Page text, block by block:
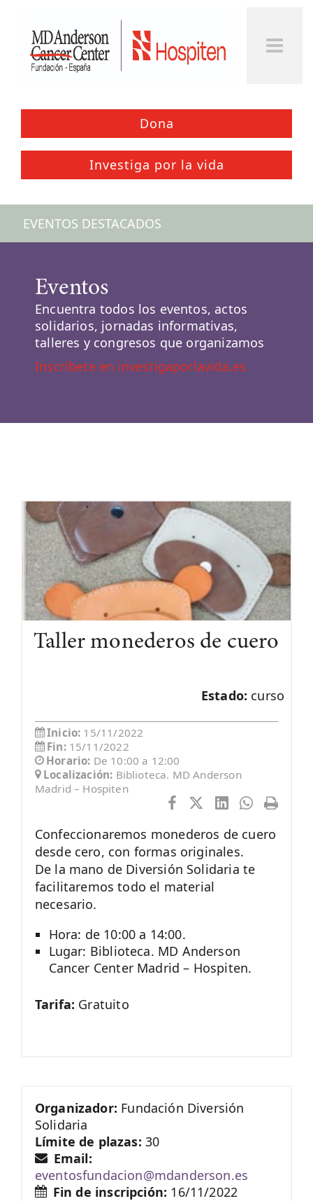
Dona
Investiga por la vida
EVENTOS DESTACADOS
Eventos
Encuentra todos los eventos, actos
solidarios, jornadas informativas,
talleres y congresos que organizamos
Inscríbete en investigaporlavida.es
Taller monederos de cuero
Estado: curso
Inicio: 15/11/2022
Fin: 15/11/2022
Horario: De 10:00 a 12:00
Localización: Biblioteca. MD Anderson
Madrid – Hospiten
Confeccionaremos monederos de cuero
desde cero, con formas originales.
De la mano de Diversión Solidaria te
facilitaremos todo el material
necesario.
Hora: de 10:00 a 14:00.
Lugar: Biblioteca. MD Anderson
Cancer Center Madrid – Hospiten.
Tarifa: Gratuito
Organizador: Fundación Diversión
Solidaria
Límite de plazas: 30
Email:
eventosfundacion@mdanderson.es
Fin de inscripción: 16/11/2022